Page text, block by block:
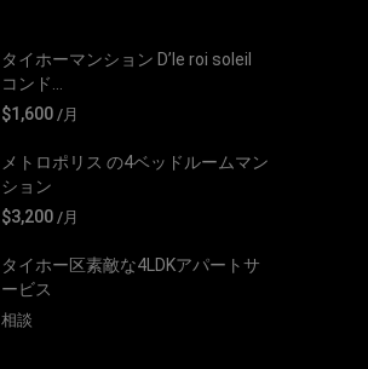
タイホーマンション D’le roi soleil
コンド...
$1,600 /月
メトロポリス の4ベッドルームマン
ション
$3,200 /月
タイホー区素敵な4LDKアパートサ
ービス
相談